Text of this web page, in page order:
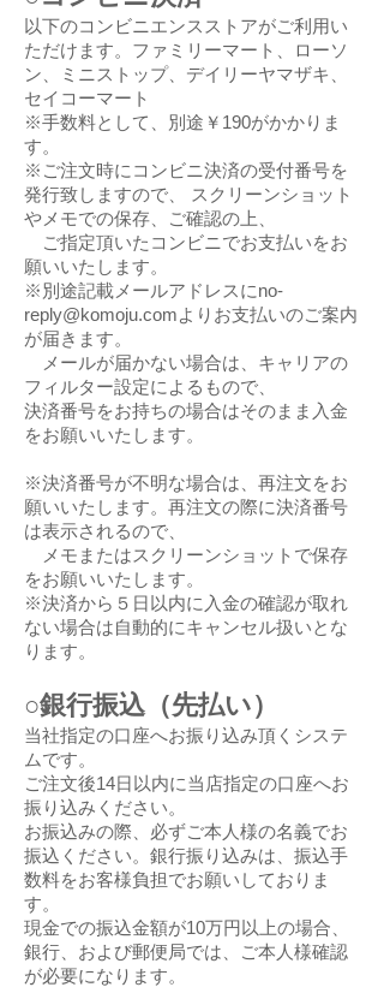
以下のコンビニエンスストアがご利用い
ただけます。ファミリーマート、ローソ
ン、ミニストップ、デイリーヤマザキ、
セイコーマート
※手数料として、別途￥190がかかりま
す。
※ご注文時にコンビニ決済の受付番号を
発行致しますので、 スクリーンショット
やメモでの保存、ご確認の上、
ご指定頂いたコンビニでお支払いをお
願いいたします。
※別途記載メールアドレスにno-
reply@komoju.comよりお支払いのご案内
が届きます。
メールが届かない場合は、キャリアの
フィルター設定によるもので、
決済番号をお持ちの場合はそのまま入金
をお願いいたします。
※決済番号が不明な場合は、再注文をお
願いいたします。再注文の際に決済番号
は表示されるので、
メモまたはスクリーンショットで保存
をお願いいたします。
※決済から５日以内に入金の確認が取れ
ない場合は自動的にキャンセル扱いとな
ります。
○銀行振込（先払い）
当社指定の口座へお振り込み頂くシステ
ムです。
ご注文後14日以内に当店指定の口座へお
振り込みください。
お振込みの際、必ずご本人様の名義でお
振込ください。銀行振り込みは、振込手
数料をお客様負担でお願いしておりま
す。
現金での振込金額が10万円以上の場合、
銀行、および郵便局では、ご本人様確認
が必要になります。